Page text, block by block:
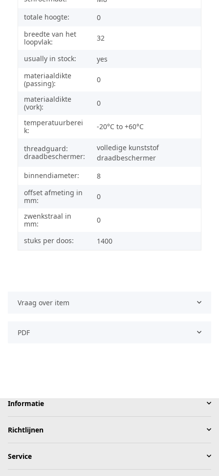
totale hoogte:
0
breedte van het
loopvlak:
32
usually in stock:
yes
materiaaldikte
(passing):
0
materiaaldikte
(vork):
0
temperatuurberei
k:
-20°C to +60°C
threadguard:
draadbeschermer:
volledige kunststof
draadbeschermer
binnendiameter:
8
offset afmeting in
mm:
0
zwenkstraal in
mm:
0
stuks per doos: 1400
Vraag over item
PDF
Informatie
Richtlijnen
Service